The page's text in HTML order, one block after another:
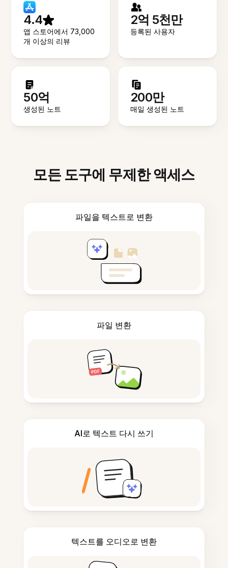
4.4
앱 스토어에서 73,000
개 이상의 리뷰
2억 5천만
등록된 사용자
50억
생성된 노트
200만
매일 생성된 노트
모든 도구에 무제한 액세스
파일을 텍스트로 변환
파일 변환
AI로 텍스트 다시 쓰기
텍스트를 오디오로 변환